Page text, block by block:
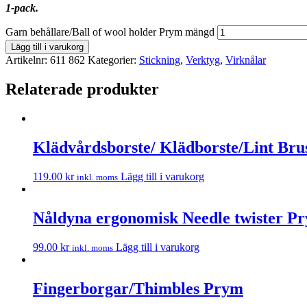
1-pack.
Garn behållare/Ball of wool holder Prym mängd
Lägg till i varukorg
Artikelnr: 611 862 Kategorier: Stickning, Verktyg, Virknålar
Relaterade produkter
Klädvårdsborste/ Klädborste/Lint
119.00 kr inkl. moms Lägg till i varukorg
Nåldyna ergonomisk Needle twister
99.00 kr inkl. moms Lägg till i varukorg
Fingerborgar/Thimbles Prym